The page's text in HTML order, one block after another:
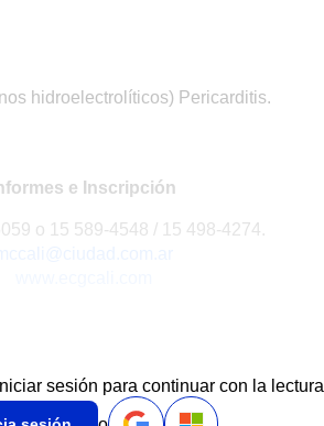
hidroelectrolíticos) Pericarditis.
e Inscripción
o 15 589-4548 / 15 498-4274.
sesión para continuar con la lectura